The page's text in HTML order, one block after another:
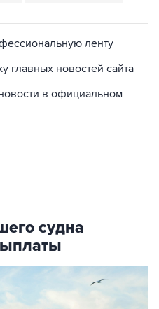
главных новостей сайта
в официальном
судна